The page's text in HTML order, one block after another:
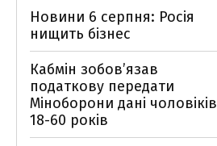
Новини 6 серпня: Росія
нищить бізнес
Кабмін зобовʼязав
податкову передати
Міноборони дані чоловіків
18-60 років